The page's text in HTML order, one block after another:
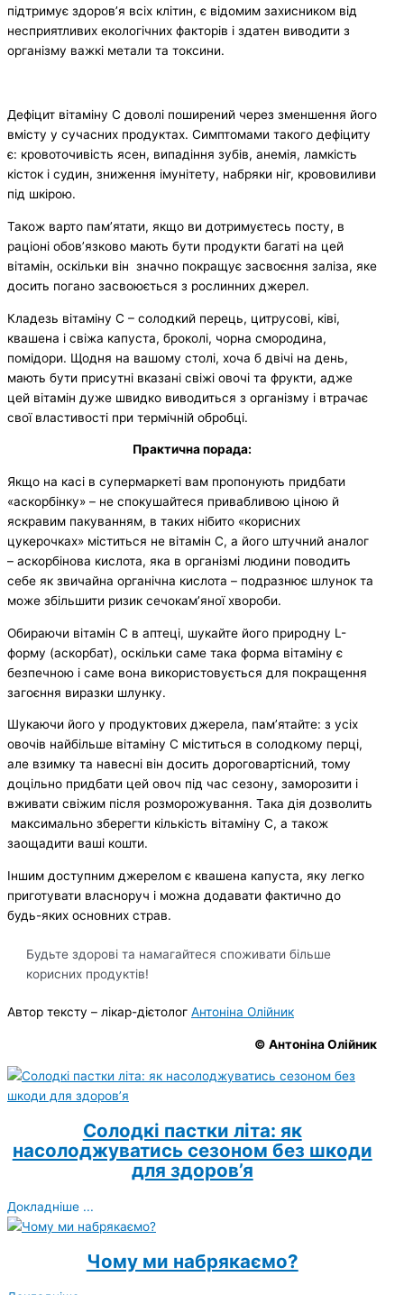
підтримує здоров’я всіх клітин, є відомим захисником від
несприятливих екологічних факторів і здатен виводити з
організму важкі метали та токсини.
Дефіцит вітаміну С доволі поширений через зменшення його
вмісту у сучасних продуктах. Симптомами такого дефіциту
є: кровоточивість ясен, випадіння зубів, анемія, ламкість
кісток і судин, зниження імунітету, набряки ніг, крововиливи
під шкірою.
Також варто пам’ятати, якщо ви дотримуєтесь посту, в
раціоні обов’язково мають бути продукти багаті на цей
вітамін, оскільки він значно покращує засвоєння заліза, яке
досить погано засвоюється з рослинних джерел.
Кладезь вітаміну С – солодкий перець, цитрусові, ківі,
квашена і свіжа капуста, броколі, чорна смородина,
помідори. Щодня на вашому столі, хоча б двічі на день,
мають бути присутні вказані свіжі овочі та фрукти, адже
цей вітамін дуже швидко виводиться з організму і втрачає
свої властивості при термічній обробці.
Практична порада:
Якщо на касі в супермаркеті вам пропонують придбати
«аскорбінку» – не спокушайтеся привабливою ціною й
яскравим пакуванням, в таких нібито «корисних
цукерочках» міститься не вітамін С, а його штучний аналог
– аскорбінова кислота, яка в організмі людини поводить
себе як звичайна органічна кислота – подразнює шлунок та
може збільшити ризик сечокам’яної хвороби.
Обираючи вітамін С в аптеці, шукайте його природну L-
форму (аскорбат), оскільки саме така форма вітаміну є
безпечною і саме вона використовується для покращення
загоєння виразки шлунку.
Шукаючи його у продуктових джерела, пам’ятайте: з усіх
овочів найбільше вітаміну С міститься в солодкому перці,
але взимку та навесні він досить дороговартісний, тому
доцільно придбати цей овоч під час сезону, заморозити і
вживати свіжим після розморожування. Така дія дозволить
максимально зберегти кількість вітаміну С, а також
заощадити ваші кошти.
Іншим доступним джерелом є квашена капуста, яку легко
приготувати власноруч і можна додавати фактично до
будь-яких основних страв.
Будьте здорові та намагайтеся споживати більше
корисних продуктів!
Автор тексту – лікар-дієтолог Антоніна Олійник
© Антоніна Олійник
Солодкі пастки літа: як
насолоджуватись сезоном без шкоди
для здоров’я
Докладніше ...
Чому ми набрякаємо?